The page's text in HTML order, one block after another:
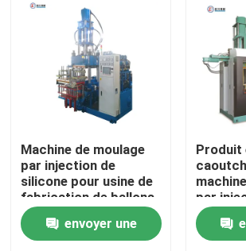
Aperçu
Produits
Vidéos
Machine de moulage
par injection de
silicone pour usine de
fabrication de ballons
de masques laryngaux
médicauxenvoyer une
Produit
par
silicone
faisant